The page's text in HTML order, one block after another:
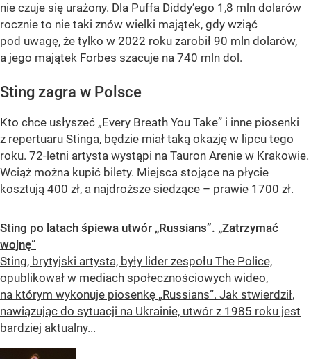
nie czuje się urażony. Dla Puffa Diddy’ego 1,8 mln dolarów
rocznie to nie taki znów wielki majątek, gdy wziąć
pod uwagę, że tylko w 2022 roku zarobił 90 mln dolarów,
a jego majątek Forbes szacuje na 740 mln dol.
Sting zagra w Polsce
Kto chce usłyszeć „Every Breath You Take” i inne piosenki
z repertuaru Stinga, będzie miał taką okazję w lipcu tego
roku. 72-letni artysta wystąpi na Tauron Arenie w Krakowie.
Wciąż można kupić bilety. Miejsca stojące na płycie
kosztują 400 zł, a najdroższe siedzące – prawie 1700 zł.
Sting po latach śpiewa utwór „Russians”. „Zatrzymać
wojnę”
Sting, brytyjski artysta, były lider zespołu The Police,
opublikował w mediach społecznościowych wideo,
na którym wykonuje piosenkę „Russians”. Jak stwierdził,
nawiązując do sytuacji na Ukrainie, utwór z 1985 roku jest
bardziej aktualny...